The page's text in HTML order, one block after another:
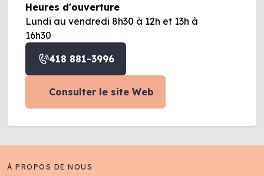
Heures d'ouverture
Lundi au vendredi 8h30 à 12h et 13h à
16h30
418 881-3996
Consulter le site Web
À PROPOS DE NOUS